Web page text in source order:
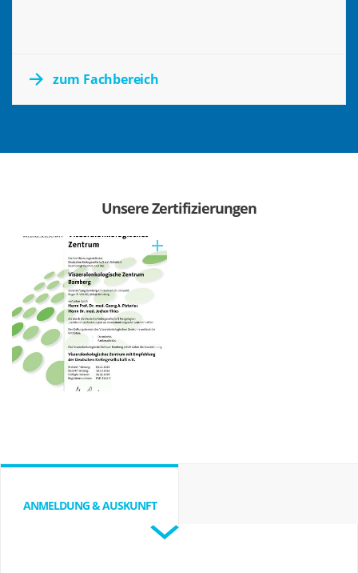
zum Fachbereich
Unsere Zertifizierungen
ANMELDUNG & AUSKUNFT